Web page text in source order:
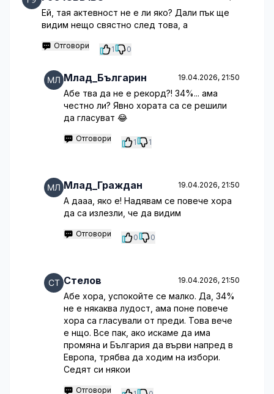
Ей, тая актевност не е ли яко? Дали пък ще
видим нещо свястно след това, а
Отговори 1 0
Млад_Българин 19.04.2026, 21:50
Абе тва да не е рекорд?! 34%... ама
честно ли? Явно хората са се решили
да гласуват 😂
Отговори 1 1
Млад_Граждан 19.04.2026, 21:50
А дааа, яко е! Надявам се повече хора
да са излезли, че да видим
Отговори 0 0
Стелов 19.04.2026, 21:50
Абе хора, успокойте се малко. Да, 34%
не е някаква лудост, ама поне повече
хора са гласували от преди. Това вече
е нщо. Все пак, ако искаме да има
промяна и България да върви напред в
Европа, трябва да ходим на избори.
Седят си някои
Отговори